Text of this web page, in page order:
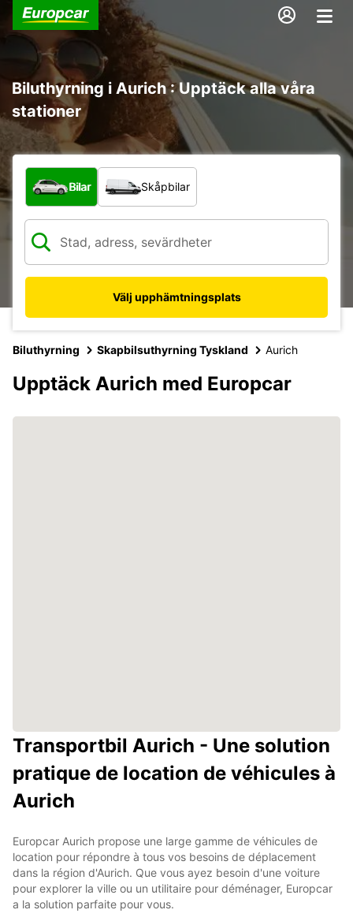
Biluthyrning i Aurich : Upptäck alla våra
stationer
Vilken typ av fordon?
Bilar Skåpbilar
Välj upphämtningsplats
Biluthyrning Skapbilsuthyrning Tyskland Aurich
Upptäck Aurich med Europcar
Transportbil Aurich - Une solution
pratique de location de véhicules à
Aurich
Europcar Aurich propose une large gamme de véhicules de
location pour répondre à tous vos besoins de déplacement
dans la région d'Aurich. Que vous ayez besoin d'une voiture
pour explorer la ville ou un utilitaire pour déménager, Europcar
a la solution parfaite pour vous.